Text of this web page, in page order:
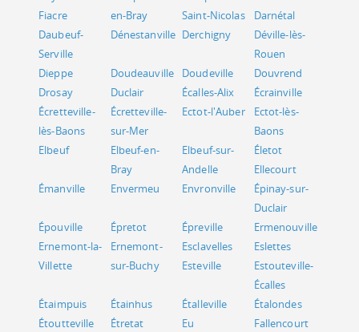
Fiacre
en-Bray
Saint-Nicolas
Darnétal
Daubeuf-
Serville
Dénestanville Derchigny
Déville-lès-
Rouen
Dieppe
Doudeauville Doudeville
Douvrend
Drosay
Duclair Écalles-Alix
Écrainville
Écretteville-
lès-Baons
Écretteville-
sur-Mer
Ectot-l'Auber
Ectot-lès-
Baons
Elbeuf
Elbeuf-en-
Bray
Elbeuf-sur-
Andelle
Életot
Ellecourt
Émanville
Envermeu Envronville
Épinay-sur-
Duclair
Épouville
Épretot Épreville
Ermenouville
Ernemont-la-
Villette
Ernemont-
sur-Buchy
Esclavelles
Eslettes
Esteville
Estouteville-
Écalles
Étaimpuis
Étainhus Étalleville
Étalondes
Étoutteville
Étretat Eu
Fallencourt